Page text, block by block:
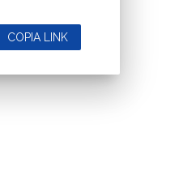
COPIA LINK